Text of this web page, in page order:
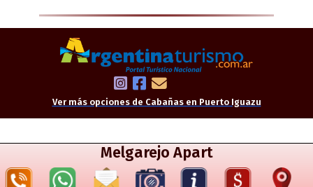
Ver más opciones de Cabañas en Puerto Iguazu
Melgarejo Apart